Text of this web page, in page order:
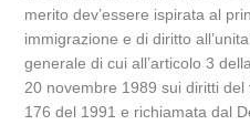
merito dev’essere ispirata al
immigrazione e di diritto
generale di cui all’articolo 3
20 novembre 1989 sui diritti del
176 del 1991 e richiamata dal